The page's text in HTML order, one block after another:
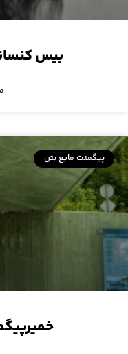
بیس
پیگمنت مایع بتن